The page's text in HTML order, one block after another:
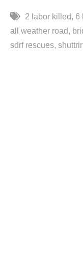
2 labor killed 6
all weather road
sdrf rescues